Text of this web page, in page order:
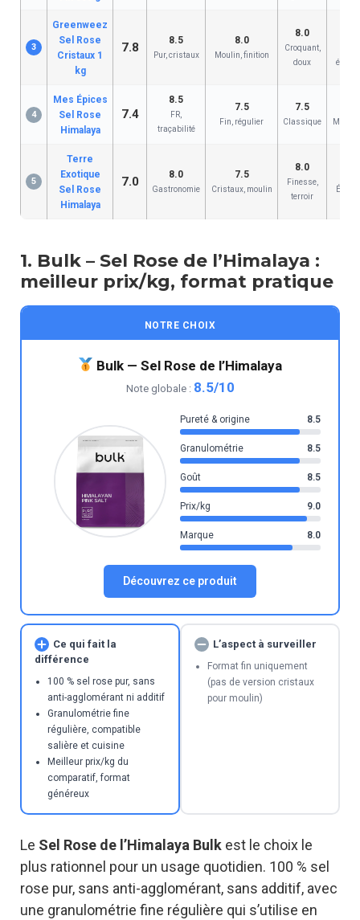
3
Greenweez
Sel Rose
Cristaux 1
kg
7.8 8.5
Pur, cristaux
8.0
Moulin, finition
8.0
Croquant,
doux
4
Mes Épices
Sel Rose
Himalaya
7.4
8.5
FR,
traçabilité
7.5
Fin, régulier
7.5
Classique
5
Terre
Exotique
Sel Rose
Himalaya
7.0 8.0
Gastronomie
7.5
Cristaux, moulin
8.0
Finesse,
terroir
1. Bulk – Sel Rose de l’Himalaya :
meilleur prix/kg, format pratique
NOTRE CHOIX
Bulk — Sel Rose de l’Himalaya
Note globale : 8.5/10
Pureté & origine 8.5
Granulométrie 8.5
Goût 8.5
Prix/kg 9.0
Marque 8.0
Découvrez ce produit
Ce qui fait la
différence
100 % sel rose pur, sans
anti-agglomérant ni additif
Granulométrie fine
régulière, compatible
salière et cuisine
Meilleur prix/kg du
comparatif, format
généreux
L’aspect à surveiller
Format fin uniquement
(pas de version cristaux
pour moulin)
Le Sel Rose de l’Himalaya Bulk est le choix le
plus rationnel pour un usage quotidien. 100 % sel
rose pur, sans anti-agglomérant, sans additif, avec
une granulométrie fine régulière qui s’utilise en